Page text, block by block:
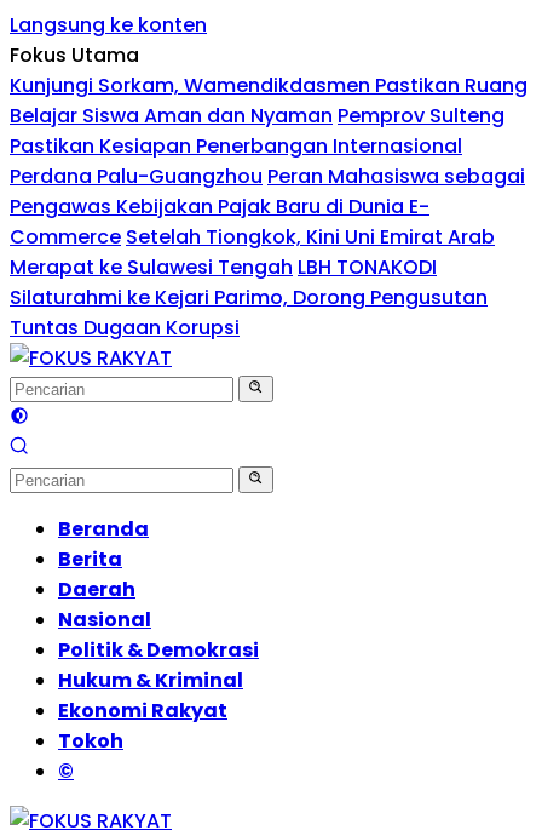
Langsung ke konten
Fokus Utama
Kunjungi Sorkam, Wamendikdasmen Pastikan Ruang
Belajar Siswa Aman dan Nyaman Pemprov Sulteng
Pastikan Kesiapan Penerbangan Internasional
Perdana Palu-Guangzhou Peran Mahasiswa sebagai
Pengawas Kebijakan Pajak Baru di Dunia E-
Commerce Setelah Tiongkok, Kini Uni Emirat Arab
Merapat ke Sulawesi Tengah LBH TONAKODI
Silaturahmi ke Kejari Parimo, Dorong Pengusutan
Tuntas Dugaan Korupsi
Beranda
Berita
Daerah
Nasional
Politik & Demokrasi
Hukum & Kriminal
Ekonomi Rakyat
Tokoh
©